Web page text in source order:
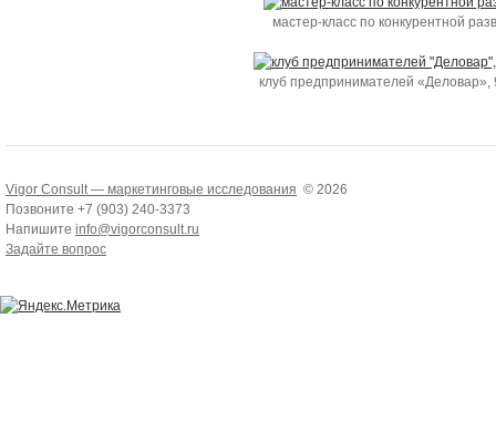
мастер-класс по конкурентной
клуб предпринимателей «Деловар»,
Vigor Consult — маркетинговые исследования © 2026
Позвоните +7 (903) 240-3373
Напишите info@vigorconsult.ru
Задайте вопрос